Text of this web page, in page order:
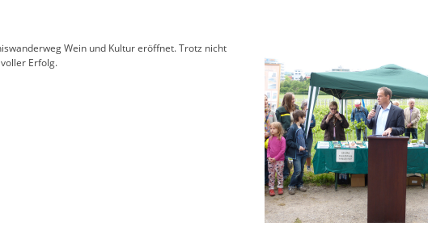
Wein und Kultur eröffnet. Trotz nicht
Erfolg.